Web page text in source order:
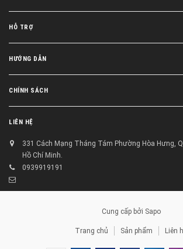
HỖ TRỢ
HƯỚNG DẪN
CHÍNH SÁCH
LIÊN HỆ
331 Cách Mạng Tháng Tám Phường Hòa Hưng,
Hồ Chí Minh.
0939919191
Cung cấp bởi Sapo
Trang chủ Sản phẩm Liên